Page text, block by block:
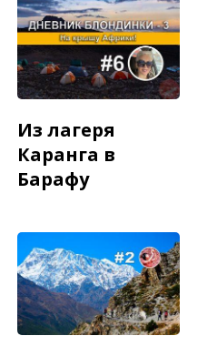
Из лагеря
Каранга в
Барафу